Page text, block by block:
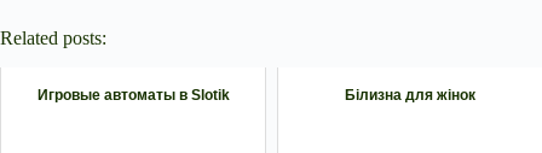
Related posts:
Игровые автоматы в Slotik Білизна для жінок